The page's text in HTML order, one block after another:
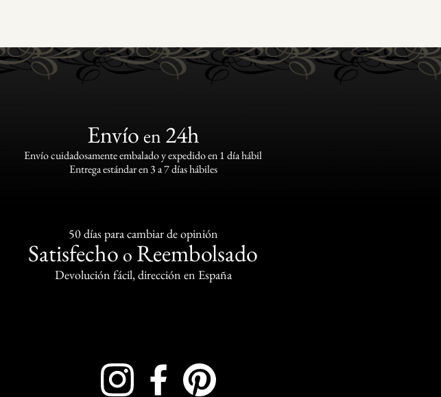
Envíoen 24h
Envío cuidadosamente embalado y expedido en 1 día hábil
Entrega estándar en 3 a 7 días hábiles
50 días para cambiar de opinión
Satisfecho o Reembolsado
Devolución fácil, dirección en España
InstagramFacebook